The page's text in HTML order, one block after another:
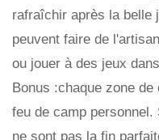
rafraîchir après la belle
peuvent faire de
ou jouer à des jeux
Bonus :chaque zone
feu de camp
ne sont pas la fin